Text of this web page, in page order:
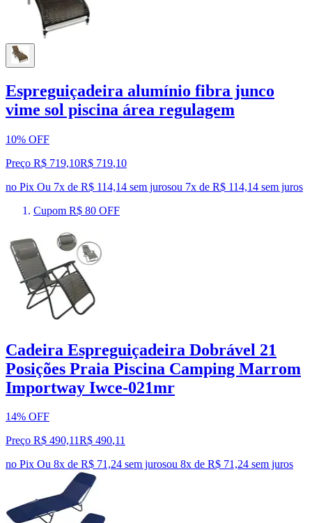
Espreguiçadeira alumínio fibra junco
vime sol piscina área regulagem
10% OFF
Preço R$ 719,10R$ 719,10
no Pix Ou 7x de R$ 114,14 sem jurosou 7x de R$ 114,14 sem juros
Cupom R$ 80 OFF
Cadeira Espreguiçadeira Dobrável 21
Posições Praia Piscina Camping Marrom
Importway Iwce-021mr
14% OFF
Preço R$ 490,11R$ 490,11
no Pix Ou 8x de R$ 71,24 sem jurosou 8x de R$ 71,24 sem juros